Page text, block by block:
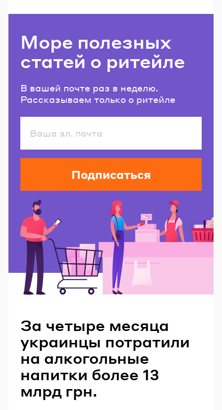
Море полезных
статей о ритейле
В вашей почте раз в неделю.
Рассказываем только о ритейле
Подписаться
За четыре месяца
украинцы потратили
на алкогольные
напитки более 13
млрд грн.